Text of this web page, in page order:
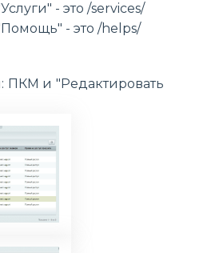
- это /services/
- это /helps/
ПКМ и "Редактировать